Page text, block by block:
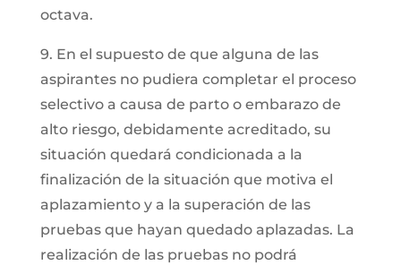
octava.
9. En el supuesto de que alguna de las
aspirantes no pudiera completar el proceso
selectivo a causa de parto o embarazo de
alto riesgo, debidamente acreditado, su
situación quedará condicionada a la
finalización de la situación que motiva el
aplazamiento y a la superación de las
pruebas que hayan quedado aplazadas. La
realización de las pruebas no podrá